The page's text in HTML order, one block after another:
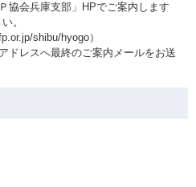
協会兵庫支部」HPでご案内します
。
shibu/hyogo）
ドレスへ最終のご案内メールをお送